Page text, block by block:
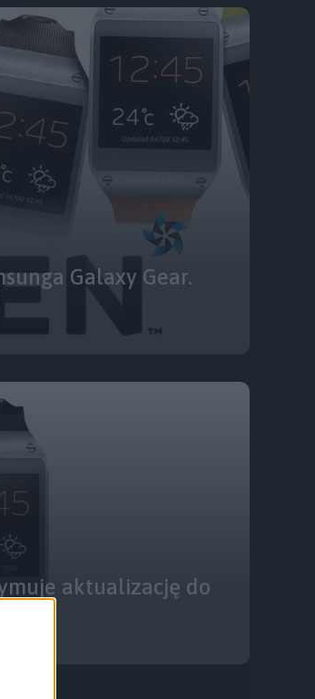
Galaxy Gear.
aktualizację do